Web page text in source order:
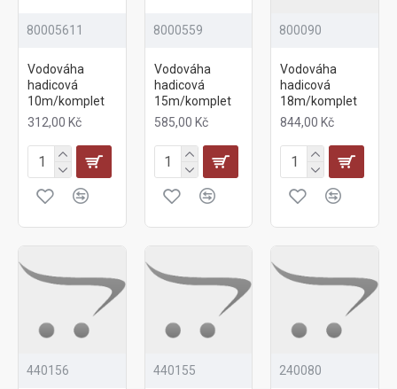
80005611
Vodováha
hadicová
10m/komplet
312,00 Kč
8000559
Vodováha
hadicová
15m/komplet
585,00 Kč
800090
Vodováha
hadicová
18m/komplet
844,00 Kč
440156 440155 240080